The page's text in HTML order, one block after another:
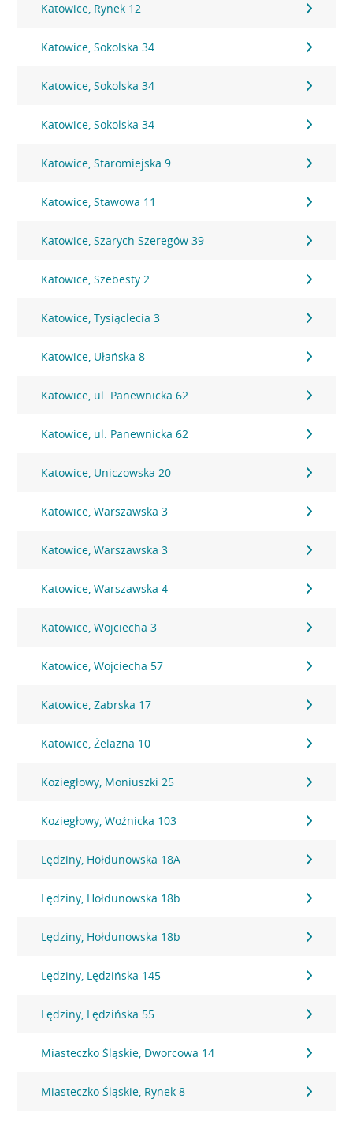
Katowice, Rynek 12
Katowice, Sokolska 34
Katowice, Sokolska 34
Katowice, Sokolska 34
Katowice, Staromiejska 9
Katowice, Stawowa 11
Katowice, Szarych Szeregów 39
Katowice, Szebesty 2
Katowice, Tysiąclecia 3
Katowice, Ułańska 8
Katowice, ul. Panewnicka 62
Katowice, ul. Panewnicka 62
Katowice, Uniczowska 20
Katowice, Warszawska 3
Katowice, Warszawska 3
Katowice, Warszawska 4
Katowice, Wojciecha 3
Katowice, Wojciecha 57
Katowice, Zabrska 17
Katowice, Żelazna 10
Koziegłowy, Moniuszki 25
Koziegłowy, Woźnicka 103
Lędziny, Hołdunowska 18A
Lędziny, Hołdunowska 18b
Lędziny, Hołdunowska 18b
Lędziny, Lędzińska 145
Lędziny, Lędzińska 55
Miasteczko Śląskie, Dworcowa 14
Miasteczko Śląskie, Rynek 8